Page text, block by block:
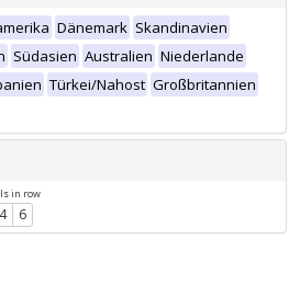
Dänemark Skandinavien
Südasien Australien Niederlande
Türkei/Nahost Großbritannien
in row
4 6